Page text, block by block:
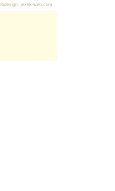
: jezek-web.com